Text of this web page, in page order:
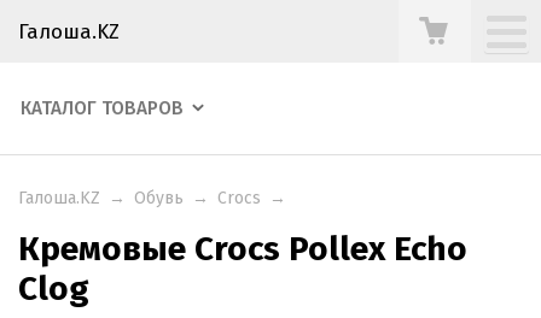
Галоша.KZ
КАТАЛОГ ТОВАРОВ
Галоша.KZ → Обувь → Crocs →
Кремовые Crocs Pollex Echo
Clog